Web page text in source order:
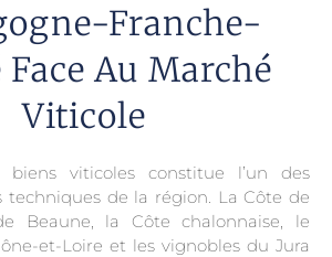
Franche-
Face Au Marché
Viticole
biens viticoles constitue l’un des
techniques de la région. La Côte de
Beaune, la Côte chalonnaise, le
et-Loire et les vignobles du Jura